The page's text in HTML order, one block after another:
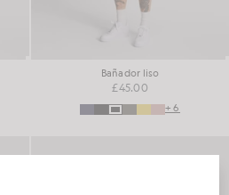
Bañador liso
£45.00
+6